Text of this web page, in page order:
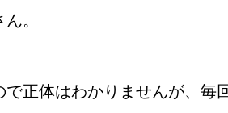
。
正体はわかりませんが、毎